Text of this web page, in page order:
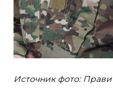
Источник фото: